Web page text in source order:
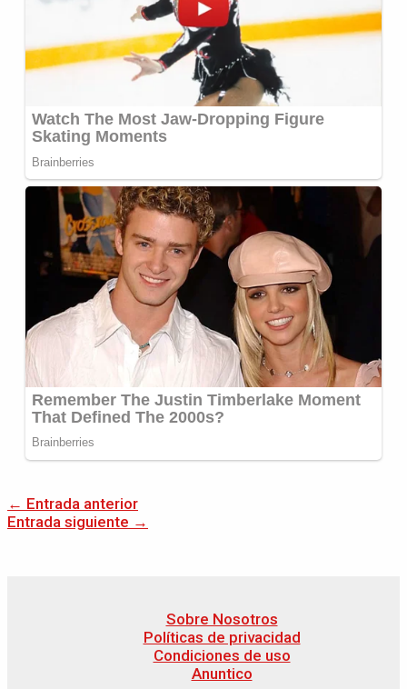
← Entrada anterior
Entrada siguiente →
Sobre Nosotros
Políticas de privacidad
Condiciones de uso
Anuntico